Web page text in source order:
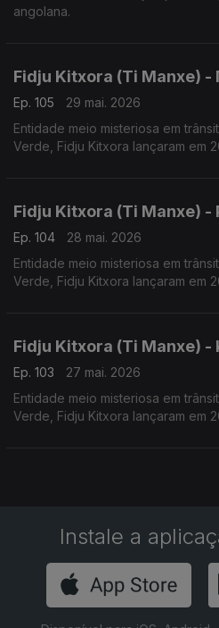
angolana.
Fidju Kitxora (Ti Manxe) -
Ep. 105
29 mai. 2026
Entidade meio misteriosa em trânsito entre Lisboa e Cabo
Verde, Fidju Kitxora lançaram em
Fidju Kitxora (Ti Manxe) -
Ep. 104
28 mai. 2026
Entidade meio misteriosa em trânsito entre Lisboa e Cabo
Verde, Fidju Kitxora lançaram em
Fidju Kitxora (Ti Manxe) -
Ep. 103
27 mai. 2026
Entidade meio misteriosa em trânsito entre Lisboa e Cabo
Verde, Fidju Kitxora lançaram em
Instale a